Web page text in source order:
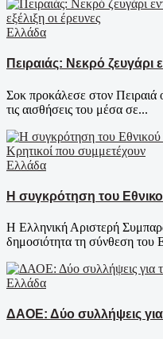
Ελλάδα
Πειραιάς: Νεκρό ζευγάρι
Σοκ προκάλεσε στον Πειραιά
τις αισθήσεις του μέσα σε...
Ελλάδα
Η συγκρότηση του
Η Ελληνική Αριστερή
δημοσιότητα τη σύνθεση του
Ελλάδα
ΔΑΟΕ: Δύο συλλήψεις